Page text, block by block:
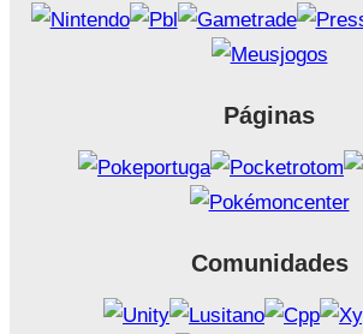
Páginas
Comunidades